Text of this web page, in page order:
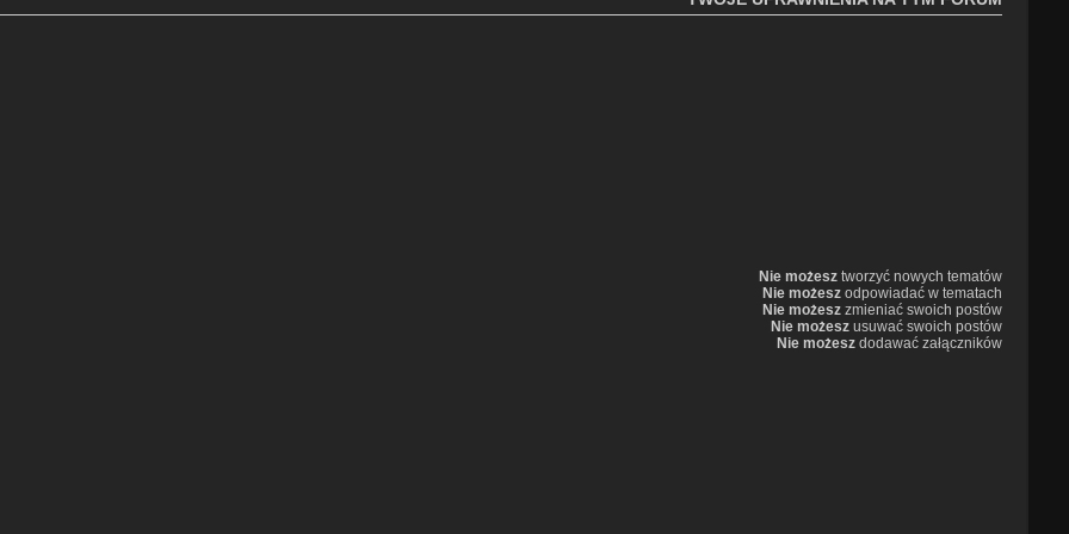
Nie możesz tworzyć nowych tematów
Nie możesz odpowiadać w tematach
Nie możesz zmieniać swoich postów
Nie możesz usuwać swoich postów
Nie możesz dodawać załączników